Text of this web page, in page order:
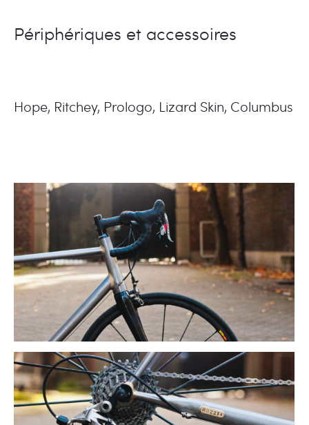
Périphériques et accessoires
Hope, Ritchey, Prologo, Lizard Skin, Columbus